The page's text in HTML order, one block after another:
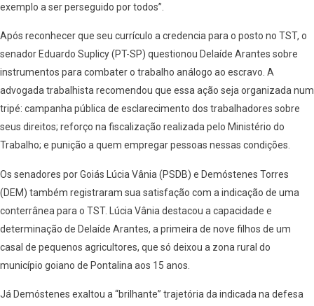
exemplo a ser perseguido por todos”.
Após reconhecer que seu currículo a credencia para o posto no TST, o
senador Eduardo Suplicy (PT-SP) questionou Delaíde Arantes sobre
instrumentos para combater o trabalho análogo ao escravo. A
advogada trabalhista recomendou que essa ação seja organizada num
tripé: campanha pública de esclarecimento dos trabalhadores sobre
seus direitos; reforço na fiscalização realizada pelo Ministério do
Trabalho; e punição a quem empregar pessoas nessas condições.
Os senadores por Goiás Lúcia Vânia (PSDB) e Demóstenes Torres
(DEM) também registraram sua satisfação com a indicação de uma
conterrânea para o TST. Lúcia Vânia destacou a capacidade e
determinação de Delaíde Arantes, a primeira de nove filhos de um
casal de pequenos agricultores, que só deixou a zona rural do
município goiano de Pontalina aos 15 anos.
Já Demóstenes exaltou a “brilhante” trajetória da indicada na defesa